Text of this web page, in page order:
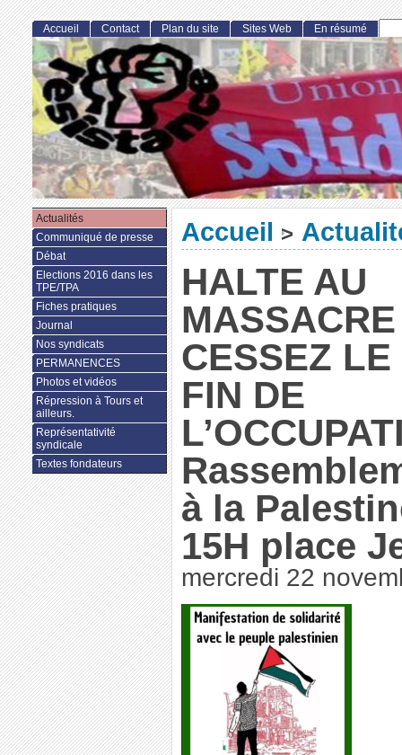
Accueil >
HALTE AU
CESSEZ LE
FIN DE
à la
15H place
mercredi 22
Accueil Contact Plan du site Sites Web En résumé
Actualités
Communiqué de presse
Débat
Elections 2016 dans les
TPE/TPA
Fiches pratiques
Journal
Nos syndicats
PERMANENCES
Photos et vidéos
Répression à Tours et
ailleurs.
Représentativité
syndicale
Textes fondateurs